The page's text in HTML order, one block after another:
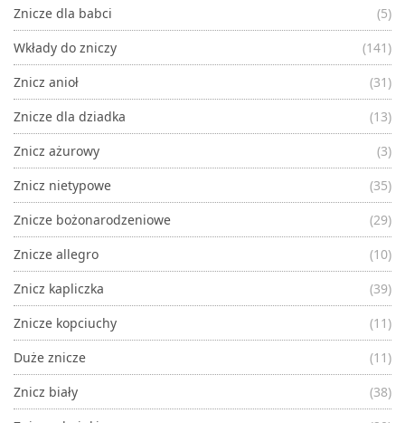
Znicze dla babci
(5)
Wkłady do zniczy
(141)
Znicz anioł
(31)
Znicze dla dziadka
(13)
Znicz ażurowy
(3)
Znicz nietypowe
(35)
Znicze bożonarodzeniowe
(29)
Znicze allegro
(10)
Znicz kapliczka
(39)
Znicze kopciuchy
(11)
Duże znicze
(11)
Znicz biały
(38)